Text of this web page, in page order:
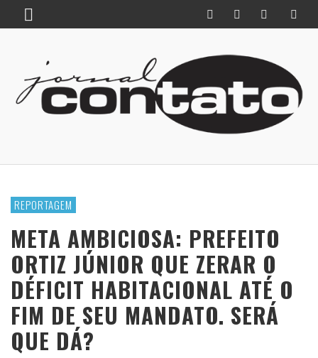
REPORTAGEM
META AMBICIOSA: PREFEITO
ORTIZ JÚNIOR QUE ZERAR O
DÉFICIT HABITACIONAL ATÉ O
FIM DE SEU MANDATO. SERÁ
QUE DÁ?